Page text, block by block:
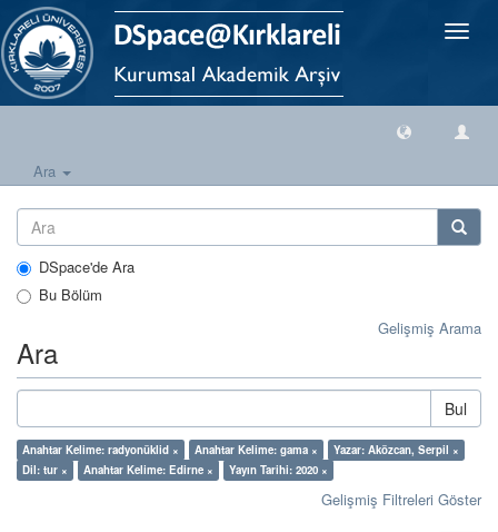
Geçiş
Ara
DSpace'de Ara
Bu Bölüm
Gelişmiş Arama
Ara
Bul
Anahtar Kelime: radyonüklid × Anahtar Kelime: gama ×
Yazar: Aközcan, Serpil ×
Dil: tur ×
Anahtar Kelime: Edirne × Yayın Tarihi: 2020 ×
Gelişmiş Filtreleri Göster